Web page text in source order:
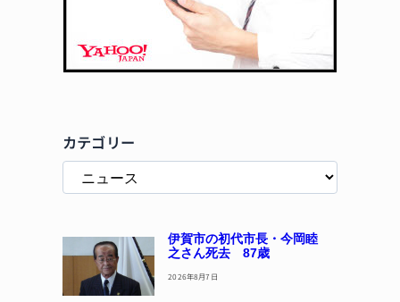
カテゴリー
伊賀市の初代市長・今岡睦
之さん死去 87歳
2026年8月7日